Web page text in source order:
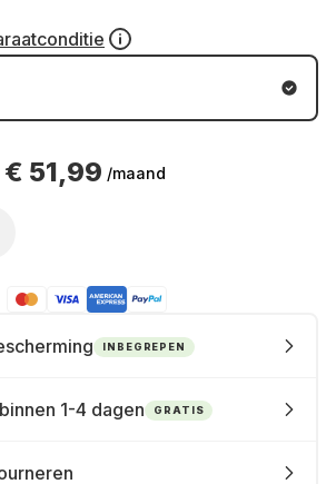
€ 51,99 /maand
INBEGREPEN
1-4 dagen GRATIS